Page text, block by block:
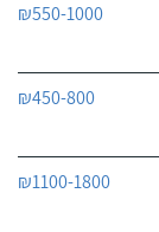
₪550-1000
₪450-800
₪1100-1800